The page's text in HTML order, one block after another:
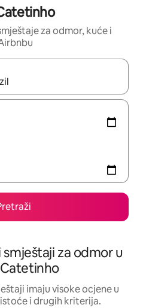
za odmor, kuće i
moći ćete ih pregledati
za odmor u
Catetinho
imaju visoke ocjene u
i drugih kriterija.